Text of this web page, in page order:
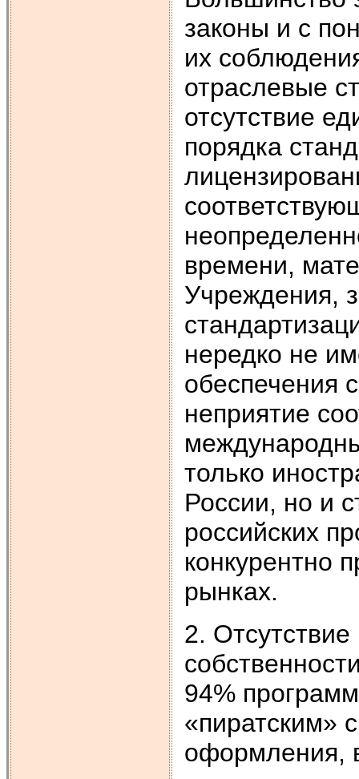
законы и с
их
отраслевые
отсутствие
порядка
времени,
Учреждения,
нередко не
обеспечения
неприятие
только
России, но и
российских
конкурентно
рынках.
2.
94%
«пиратским»
оформления,